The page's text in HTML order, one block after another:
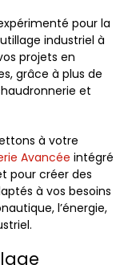
pour la
industriel à
projets en
grâce à plus de
et
à votre
Avancée intégré
pour créer des
à vos besoins
l’énergie,